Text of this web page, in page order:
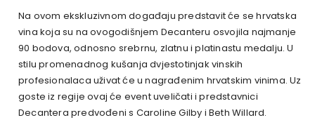
Na ovom ekskluzivnom događaju predstavit će se hrvatska
vina koja su na ovogodišnjem Decanteru osvojila najmanje
90 bodova, odnosno srebrnu, zlatnu i platinastu medalju. U
stilu promenadnog kušanja dvjestotinjak vinskih
profesionalaca uživat će u nagrađenim hrvatskim vinima. Uz
goste iz regije ovaj će event uveličati i predstavnici
Decantera predvođeni s Caroline Gilby i Beth Willard.